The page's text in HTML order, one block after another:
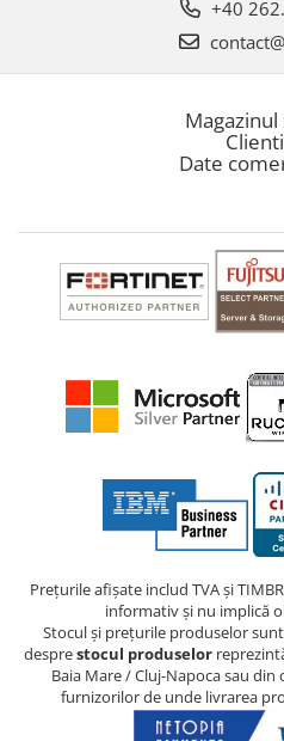
+40
Clienti
Date
Prețurile afișate includ TVA și
informativ și nu implică
Stocul și prețurile produselor
desprestocul produselor
Baia Mare / Cluj-Napoca sau
furnizorilor de unde livrarea